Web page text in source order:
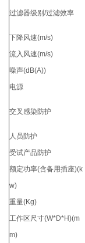
过滤器级别/过滤效率
下降风速(m/s)
流入风速(m/s)
噪声(dB(A))
电源
交叉感染防护
人员防护
受试产品防护
额定功率(含备用插座)(k
w)
重量(Kg)
工作区尺寸(W*D*H)(m
m)